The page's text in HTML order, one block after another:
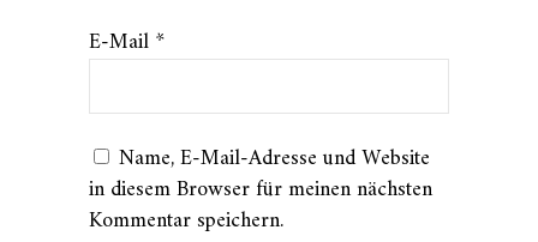
E-Mail*
Name, E-Mail-Adresse und Website
in diesem Browser für meinen nächsten
Kommentar speichern.